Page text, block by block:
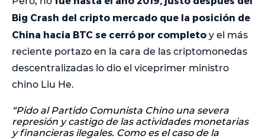
Big Crash del cripto mercado que la posición de
China hacia BTC se cerró por completo y el más
reciente portazo en la cara de las criptomonedas
descentralizadas lo dio el viceprimer ministro
chino Liu He.
“Pido al Partido Comunista Chino una severa
represión y castigo de las actividades monetarias
y financieras ilegales. Como es el caso de la